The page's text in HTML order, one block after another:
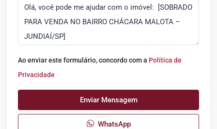
Ao enviar este formulário, concordo com a Política de
Privacidade
Enviar Mensagem
WhatsApp